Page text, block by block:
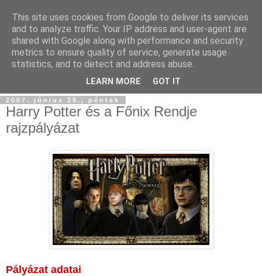
2007. június 29., péntek
Harry Potter és a Főnix Rendje
rajzpályázat
Pályázat adatai
This site uses cookies from Google to deliver its services
and to analyze traffic. Your IP address and user-agent are
shared with Google along with performance and security
metrics to ensure quality of service, generate usage
statistics, and to detect and address abuse.
LEARN MORE GOT IT